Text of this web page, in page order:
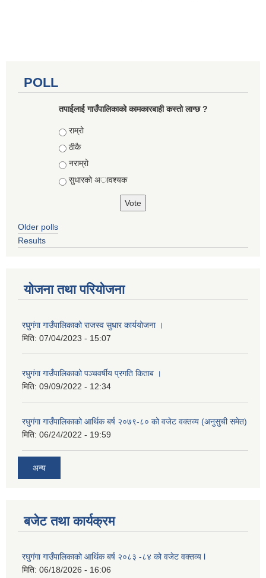
POLL
तपाईलाई गाउँपालिकाको कामकारबाही कस्तो लाग्छ ?
Choices
राम्रो
ठीकै
नराम्रो
सुधारको अावश्यक
Older polls
Results
योजना तथा परियोजना
रघुगंगा गाउँपालिकाको राजस्व सुधार कार्ययोजना ।
मिति: 07/04/2023 - 15:07
रघुगंगा गाउँपालिकाको पञ्चवर्षीय प्रगति किताब ।
मिति: 09/09/2022 - 12:34
रघुगंगा गाउँपालिकाको आर्थिक बर्ष २०७९-८० को वजेट वक्तव्य (अनुसुची समेत)
मिति: 06/24/2022 - 19:59
अन्य
बजेट तथा कार्यक्रम
रघुगंगा गाउँपालिकाको आर्थिक बर्ष २०८३ -८४ को वजेट वक्तव्य l
मिति: 06/18/2026 - 16:06